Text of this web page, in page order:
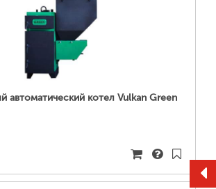
ПОДРОБНЕЕ...
автоматический котел Vulkan Green